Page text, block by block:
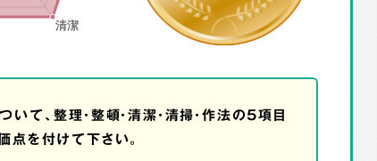
て、整理・整頓・清潔・清掃・作法の5項目
を付けて下さい。